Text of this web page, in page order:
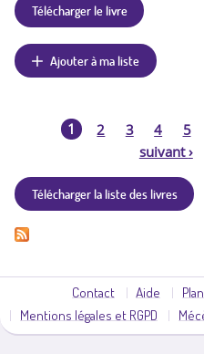
Télécharger le livre
Ajouter à ma liste
a
g
1 2 3 4 5
suivant›
Télécharger la liste des livres
Contact Aide
Mentions légales et RGPD